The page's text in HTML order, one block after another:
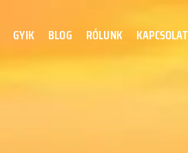
GYIK BLOG RÓLUNK KAPCSOLAT